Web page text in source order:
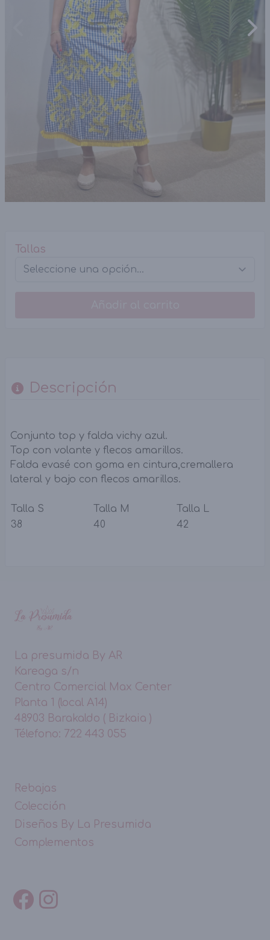
Tallas
Descripción
Conjunto top y falda vichy azul.
Top con volante y flecos amarillos.
Falda evasé con goma en cintura,cremallera
lateral y bajo con flecos amarillos.
Talla S Talla M
Talla L
38
40 42
La presumida By AR
Kareaga s/n
Centro Comercial Max Center
Planta 1 (local A14)
48903 Barakaldo ( Bizkaia )
Télefono: 722 443 055
Rebajas
Colección
Diseños By La Presumida
Complementos